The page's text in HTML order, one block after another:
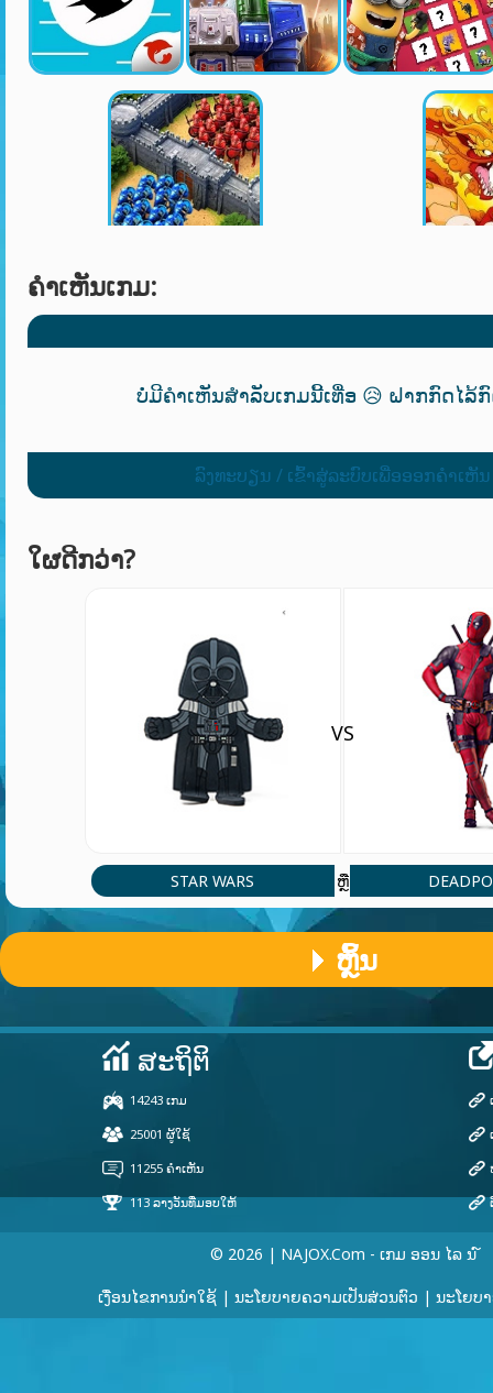
ຄໍາເຫັນເກມ:
ບໍ່ມີຄຳເຫັນສຳລັບເກມນີ້ເທື່ອ 😥 ຝາກກົດໄລ້
ລົງທະບຽນ / ເຂົ້າສູ່ລະບົບເພື່ອອອກຄໍາເຫັນ
ໃຜດີກວ່າ?
STAR WARS
VS
ຫຼື
ຫຼິ້ນ
© 2026 | NAJOX.com - ເກມ ອອນ ໄລ ນ ໌
ເງື່ອນໄຂການນໍາໃຊ້ | ນະໂຍບາຍຄວາມເປັນສ່ວນຕົວ | ນະໂຍບ